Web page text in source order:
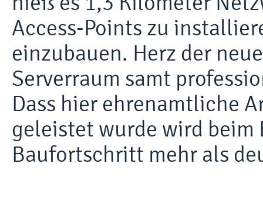
Access-Points zu
einzubauen. Herz der
Serverraum samt
Dass hier ehrenamtliche
geleistet wurde wird beim
Baufortschritt mehr als